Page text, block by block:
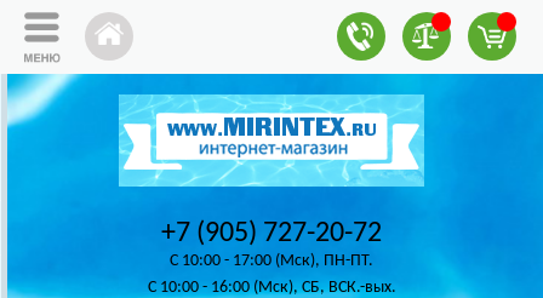
+7 (905) 727-20-72
C 10:00 - 17:00 (Мск), ПН-ПТ.
C 10:00 - 16:00 (Мск), СБ, ВСК.-вых.